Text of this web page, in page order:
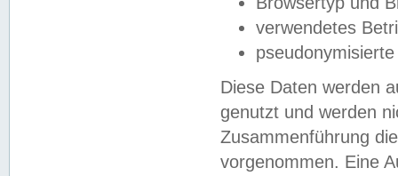
verwendetes
Diese Daten werden
genutzt und werden
Zusammenführung
vorgenommen. Eine